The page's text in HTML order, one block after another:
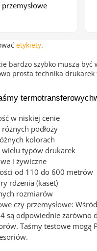
etykiety.
bardzo szybko muszą
prosta technika
termotransferowych
w niskiej cenie
podłoży
kolorach
wielu typów drukarek
i żywiczne
od 110 do 600 metrów
rdzenia (kaset)
rozmiarów
czy przemysłowe:
odpowiednie zarówno
Taśmy testowe